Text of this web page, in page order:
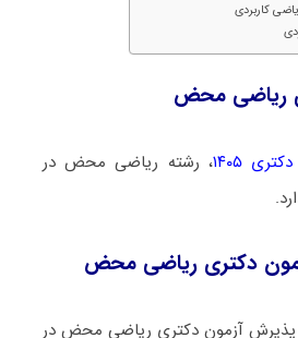
کاربردی
ریاضی محض
۱۴۰۵
، رشته ریاضی محض در
دکتری ریاضی محض
آزمون دکتری ریاضی محض در